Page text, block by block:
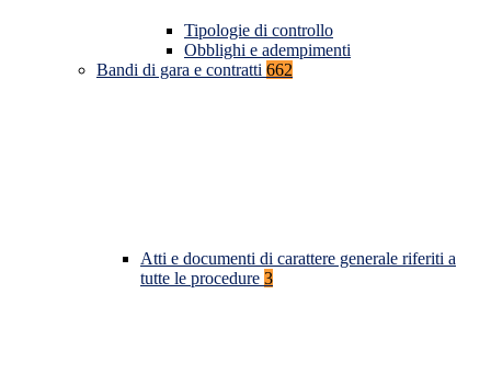
Tipologie di controllo
Obblighi e adempimenti
Bandi di gara e contratti 662
Atti e documenti di carattere generale riferiti a
tutte le procedure 3